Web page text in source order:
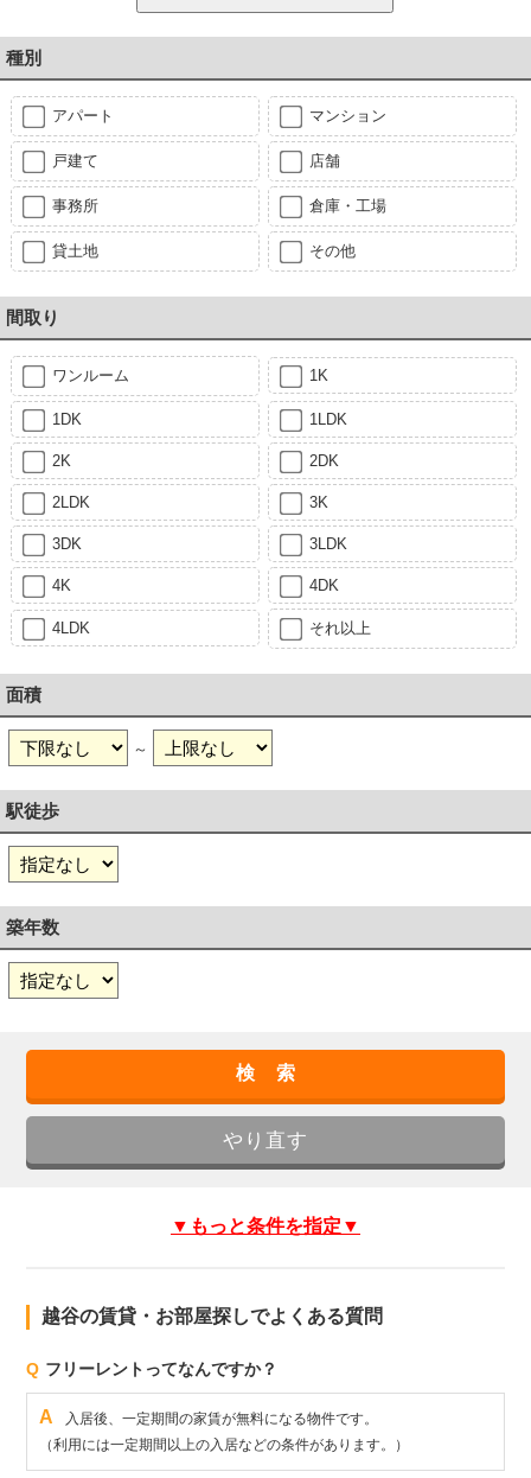
種別
アパート マンション
戸建て 店舗
事務所 倉庫・工場
貸土地 その他
間取り
ワンルーム 1K
1DK 1LDK
2K 2DK
2LDK 3K
3DK 3LDK
4K 4DK
4LDK それ以上
面積
～
駅徒歩
築年数
▼もっと条件を指定▼
越谷の賃貸・お部屋探しでよくある質問
Q フリーレントってなんですか？
A
入居後、一定期間の家賃が無料になる物件です。
（利用には一定期間以上の入居などの条件があります。）